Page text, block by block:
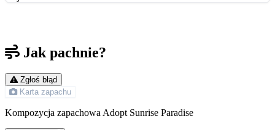
Jak pachnie?
Zgłoś błąd
Karta zapachu
Kompozycja zapachowa Adopt Sunrise Paradise